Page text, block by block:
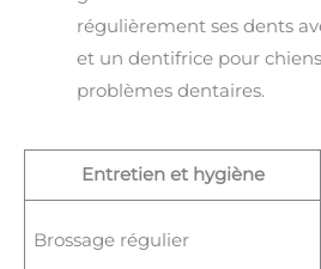
régulièrement ses dents
et un dentifrice pour
problèmes dentaires.
Entretien et hygiène
Brossage régulier